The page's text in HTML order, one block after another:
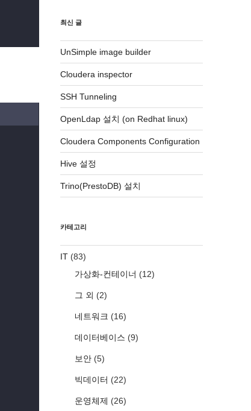
최신 글
UnSimple image builder
Cloudera inspector
SSH Tunneling
OpenLdap 설치 (on Redhat linux)
Cloudera Components Configuration
Hive 설정
Trino(PrestoDB) 설치
카테고리
IT (83)
가상화-컨테이너 (12)
그 외 (2)
네트워크 (16)
데이터베이스 (9)
보안 (5)
빅데이터 (22)
운영체제 (26)